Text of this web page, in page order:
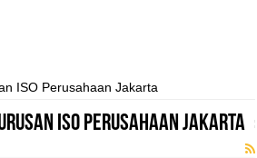
ISO Perusahaan Jakarta
ISO Perusahaan Jakarta